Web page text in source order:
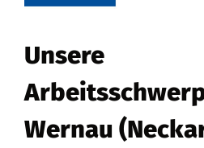
Unsere
Wernau